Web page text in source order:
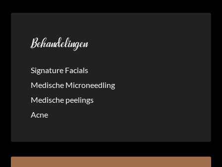
Behandelingen
Signature Facials
Medische Microneedling
Medische peelings
Acne